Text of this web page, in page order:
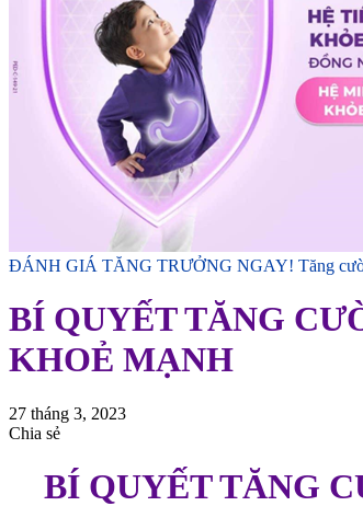
ĐÁNH GIÁ TĂNG TRƯỞNG NGAY! Tăng
BÍ QUYẾT TĂNG
KHOẺ MẠNH
27 tháng 3, 2023
Chia sẻ
BÍ QUYẾT TĂNG